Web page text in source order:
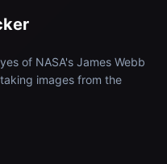
of NASA's James Webb
images from the